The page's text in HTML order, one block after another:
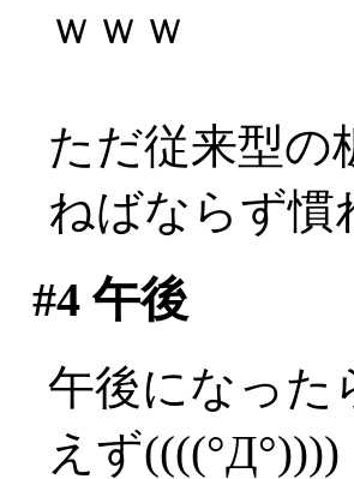
ｗｗｗ
ただ従来型の
ねばならず慣
#4午後
午後になった
えず((((°Д°))))